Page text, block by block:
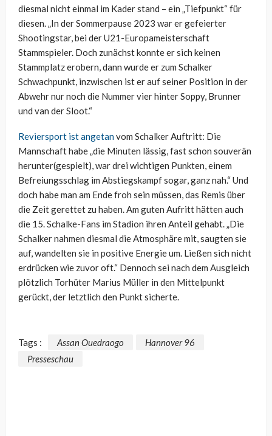
diesmal nicht einmal im Kader stand – ein „Tiefpunkt“ für
diesen. „In der Sommerpause 2023 war er gefeierter
Shootingstar, bei der U21-Europameisterschaft
Stammspieler. Doch zunächst konnte er sich keinen
Stammplatz erobern, dann wurde er zum Schalker
Schwachpunkt, inzwischen ist er auf seiner Position in der
Abwehr nur noch die Nummer vier hinter Soppy, Brunner
und van der Sloot.“
Reviersport ist angetanvom Schalker Auftritt: Die
Mannschaft habe „die Minuten lässig, fast schon souverän
herunter(gespielt), war drei wichtigen Punkten, einem
Befreiungsschlag im Abstiegskampf sogar, ganz nah.“ Und
doch habe man am Ende froh sein müssen, das Remis über
die Zeit gerettet zu haben. Am guten Aufritt hätten auch
die 15. Schalke-Fans im Stadion ihren Anteil gehabt. „Die
Schalker nahmen diesmal die Atmosphäre mit, saugten sie
auf, wandelten sie in positive Energie um. Ließen sich nicht
erdrücken wie zuvor oft.“ Dennoch sei nach dem Ausgleich
plötzlich Torhüter Marius Müller in den Mittelpunkt
gerückt, der letztlich den Punkt sicherte.
Tags : Assan Ouedraogo
Hannover 96
Presseschau